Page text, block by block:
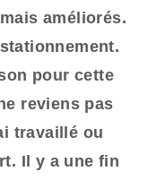
améliorés.
pour cette
reviens pas
travaillé ou
Il y a une fin